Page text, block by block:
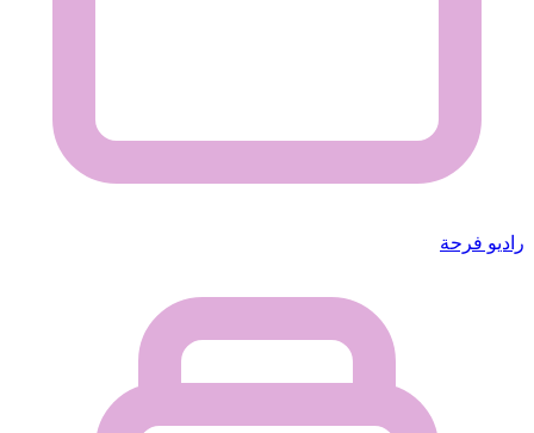
راديو فرحة